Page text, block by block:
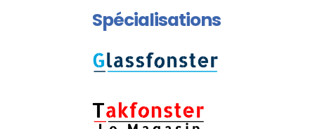
Spécialisations